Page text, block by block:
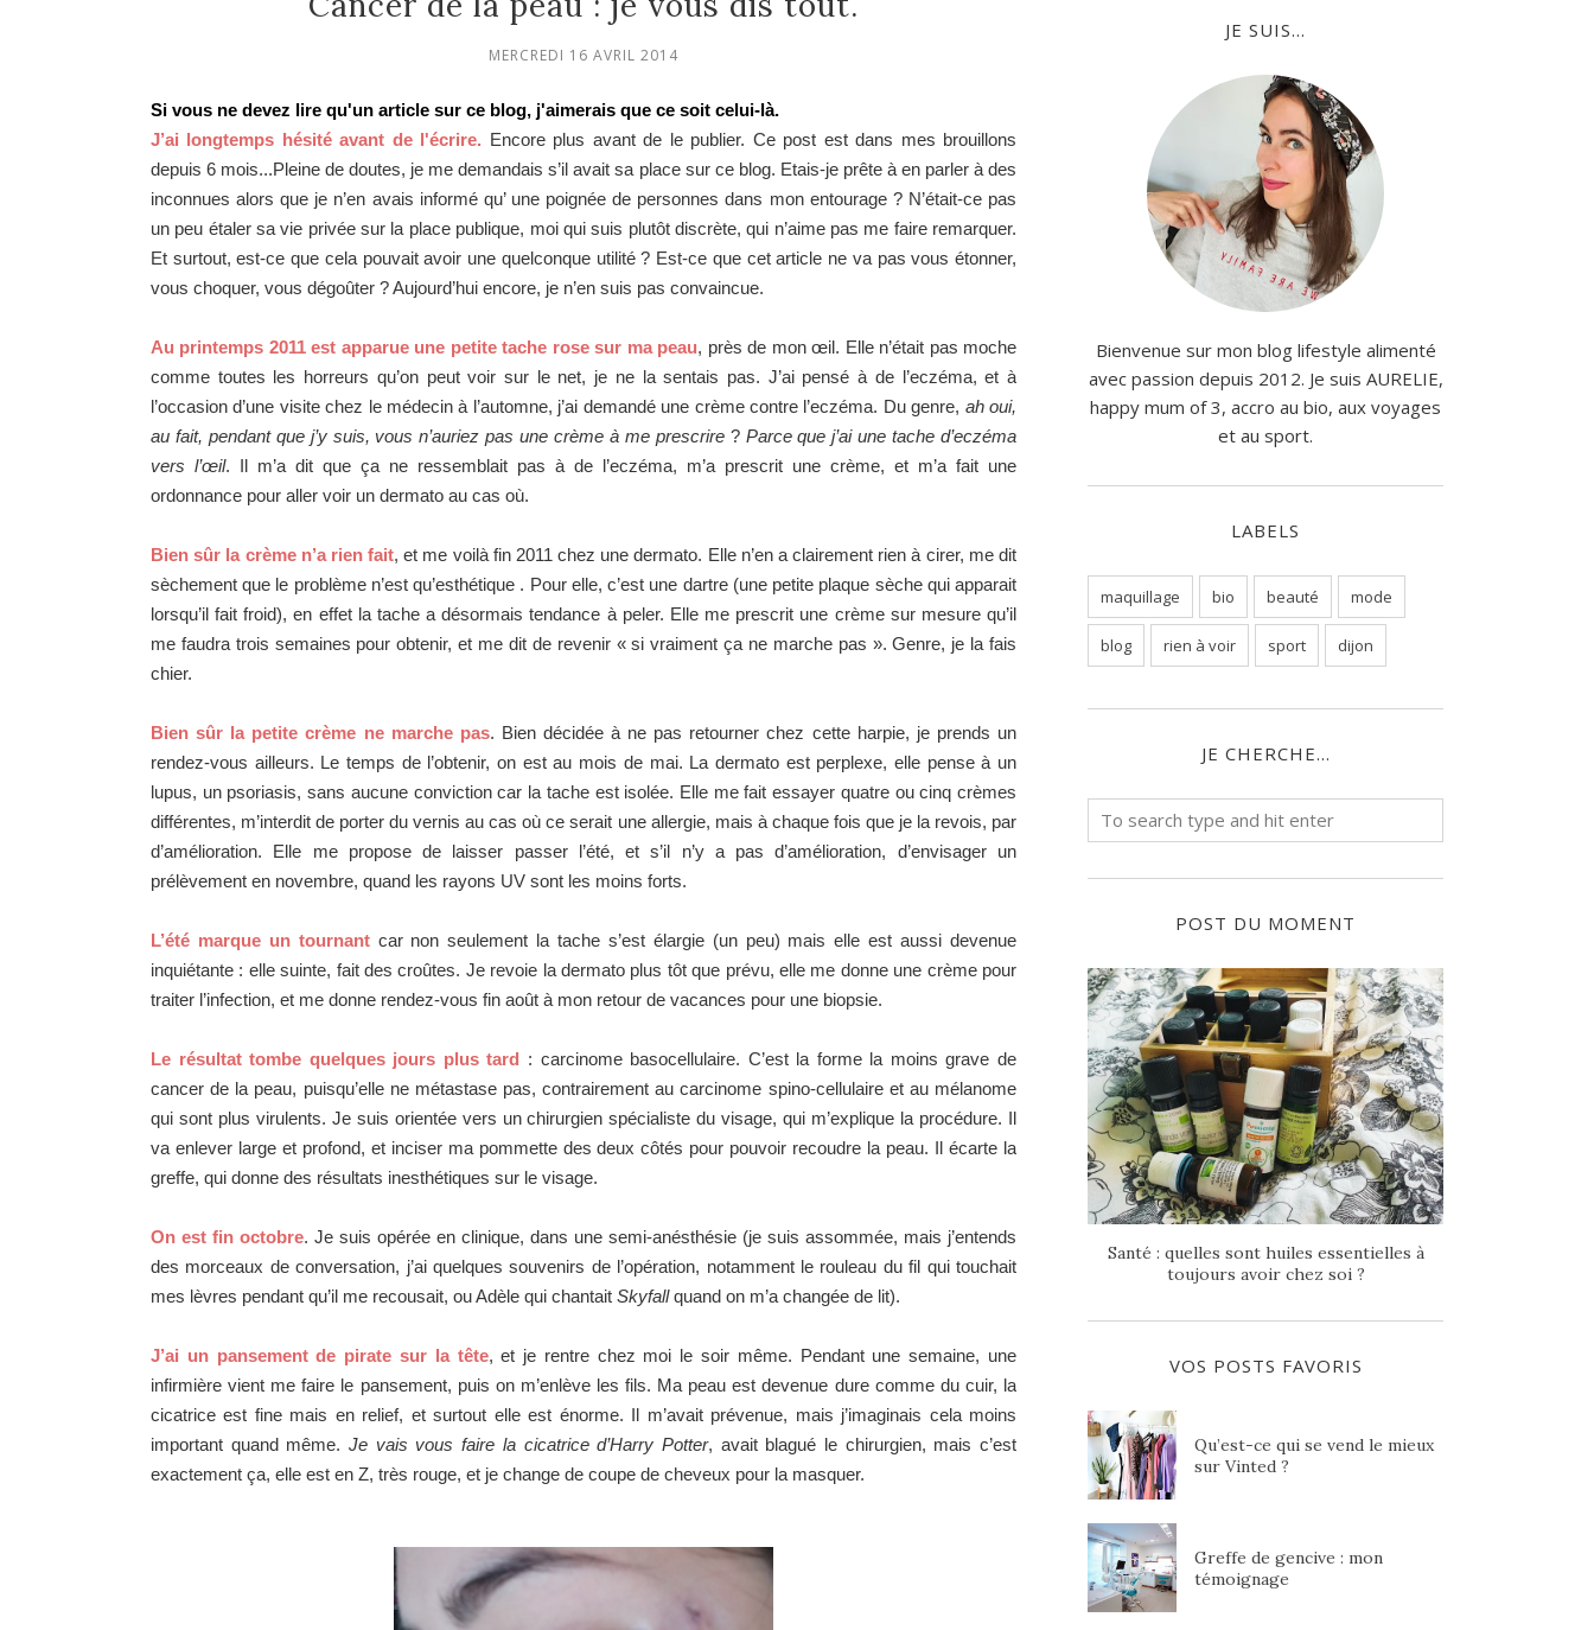
MERCREDI 16 AVRIL 2014
Si vous ne devez lire qu'un article sur ce blog, j'aimerais que ce soit celui-là.
J’ai longtemps hésité avant de l'écrire. Encore plus avant de le publier. Ce post est dans mes brouillons
depuis 6 mois...Pleine de doutes, je me demandais s’il avait sa place sur ce blog. Etais-je prête à en parler à des
inconnues alors que je n’en avais informé qu’ une poignée de personnes dans mon entourage ? N’était-ce pas
un peu étaler sa vie privée sur la place publique, moi qui suis plutôt discrète, qui n’aime pas me faire remarquer.
Et surtout, est-ce que cela pouvait avoir une quelconque utilité ? Est-ce que cet article ne va pas vous étonner,
vous choquer, vous dégoûter ? Aujourd’hui encore, je n’en suis pas convaincue.
Au printemps 2011 est apparue une petite tache rose sur ma peau, près de mon œil. Elle n’était pas moche
comme toutes les horreurs qu’on peut voir sur le net, je ne la sentais pas. J’ai pensé à de l’eczéma, et à
l’occasion d’une visite chez le médecin à l’automne, j’ai demandé une crème contre l’eczéma. Du genre, ah oui,
au fait, pendant que j’y suis, vous n’auriez pas une crème à me prescrire? Parce que j’ai une tache d’eczéma
vers l’œil. Il m’a dit que ça ne ressemblait pas à de l’eczéma, m’a prescrit une crème, et m’a fait une
ordonnance pour aller voir un dermato au cas où.
Bien sûr la crème n’a rien fait, et me voilà fin 2011 chez une dermato. Elle n’en a clairement rien à cirer, me dit
sèchement que le problème n’est qu’esthétique . Pour elle, c’est une dartre (une petite plaque sèche qui apparait
lorsqu’il fait froid), en effet la tache a désormais tendance à peler. Elle me prescrit une crème sur mesure qu’il
me faudra trois semaines pour obtenir, et me dit de revenir « si vraiment ça ne marche pas ». Genre, je la fais
chier.
Bien sûr la petite crème ne marche pas. Bien décidée à ne pas retourner chez cette harpie, je prends un
rendez-vous ailleurs. Le temps de l’obtenir, on est au mois de mai. La dermato est perplexe, elle pense à un
lupus, un psoriasis, sans aucune conviction car la tache est isolée. Elle me fait essayer quatre ou cinq crèmes
différentes, m’interdit de porter du vernis au cas où ce serait une allergie, mais à chaque fois que je la revois, par
d’amélioration. Elle me propose de laisser passer l’été, et s’il n’y a pas d’amélioration, d’envisager un
prélèvement en novembre, quand les rayons UV sont les moins forts.
L’été marque un tournant car non seulement la tache s’est élargie (un peu) mais elle est aussi devenue
inquiétante : elle suinte, fait des croûtes. Je revoie la dermato plus tôt que prévu, elle me donne une crème pour
traiter l’infection, et me donne rendez-vous fin août à mon retour de vacances pour une biopsie.
Le résultat tombe quelques jours plus tard : carcinome basocellulaire. C’est la forme la moins grave de
cancer de la peau, puisqu’elle ne métastase pas, contrairement au carcinome spino-cellulaire et au mélanome
qui sont plus virulents. Je suis orientée vers un chirurgien spécialiste du visage, qui m’explique la procédure. Il
va enlever large et profond, et inciser ma pommette des deux côtés pour pouvoir recoudre la peau. Il écarte la
greffe, qui donne des résultats inesthétiques sur le visage.
On est fin octobre. Je suis opérée en clinique, dans une semi-anésthésie (je suis assommée, mais j’entends
des morceaux de conversation, j’ai quelques souvenirs de l’opération, notamment le rouleau du fil qui touchait
mes lèvres pendant qu’il me recousait, ou Adèle qui chantait Skyfallquand on m’a changée de lit).
J’ai un pansement de pirate sur la tête, et je rentre chez moi le soir même. Pendant une semaine, une
infirmière vient me faire le pansement, puis on m’enlève les fils. Ma peau est devenue dure comme du cuir, la
cicatrice est fine mais en relief, et surtout elle est énorme. Il m’avait prévenue, mais j’imaginais cela moins
important quand même.Je vais vous faire la cicatrice d’Harry Potter, avait blagué le chirurgien, mais c’est
exactement ça, elle est en Z, très rouge, et je change de coupe de cheveux pour la masquer.
JE SUIS...
Bienvenue sur mon blog lifestyle alimenté
avec passion depuis 2012. Je suis AURELIE,
happy mum of 3, accro au bio, aux voyages
et au sport.
LABELS
maquillage bio beauté mode
blog rien à voir sport dijon
JE CHERCHE...
POST DU MOMENT
Santé : quelles sont huiles essentielles à
toujours avoir chez soi ?
VOS POSTS FAVORIS
Qu’est-ce qui se vend le mieux
sur Vinted ?
Greffe de gencive : mon
témoignage